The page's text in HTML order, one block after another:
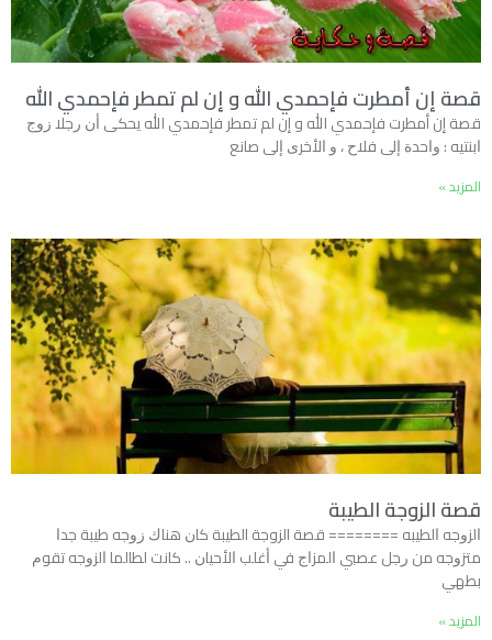
قصة إن أمطرت فإحمدي الله و إن لم تمطر فإحمدي الله
قصة إن أمطرت فإحمدي الله و إن لم تمطر فإحمدي الله ﻳﺤﻜﻰ ﺃﻥ ﺭﺟﻼ ﺯﻭﺝ
ﺍﺑﻨﺘﻴﻪ : ﻭﺍﺣﺪﺓ ﺇﻟﻰ ﻓﻼﺡ ، ﻭ ﺍﻷﺧﺮﻯ ﺇﻟﻰ ﺻﺎﻧﻊ
المزيد »
قصة الزوجة الطيبة
ﺍﻟﺰﻭﺟﻪ ﺍﻟﻄﻴﺒﻪ ======== قصة الزوجة الطيبة ﻛﺎﻥ ﻫﻨﺎﻙ ﺯﻭﺟﻪ ﻃﻴﺒﺔ ﺟﺪﺍ
ﻣﺘﺰﻭﺟﻪ ﻣﻦ ﺭﺟﻞ ﻋﺼﺒﻲ ﺍﻟﻤﺰﺍﺝ ﻓﻲ ﺃﻏﻠﺐ ﺍﻷﺣﻴﺎﻥ .. ﻛﺎﻧﺖ ﻟﻄﺎﻟﻤﺎ ﺍﻟﺰﻭﺟﻪ ﺗﻘﻮﻡ
ﺑﻄﻬﻲ
المزيد »